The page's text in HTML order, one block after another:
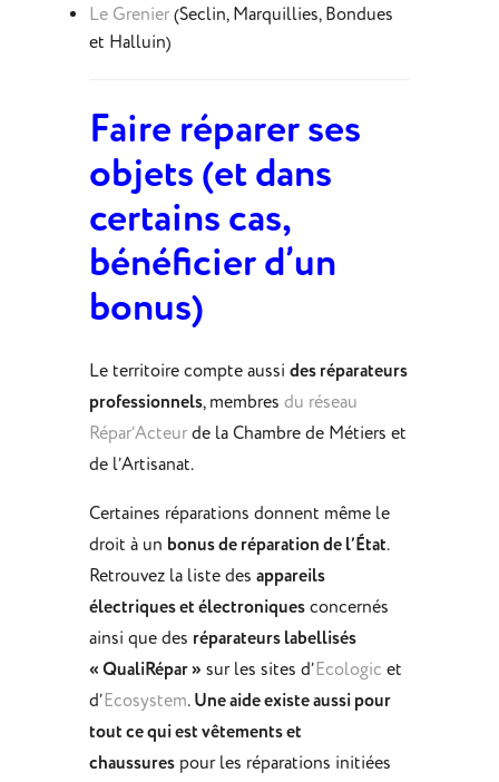
Le Grenier(Seclin, Marquillies, Bondues
et Halluin)
Faire réparer ses
objets (et dans
certains cas,
bénéficier d’un
bonus)
Le territoire compte aussi des réparateurs
professionnels, membres du réseau
Répar’Acteurde la Chambre de Métiers et
de l’Artisanat.
Certaines réparations donnent même le
droit à un bonus de réparation de l’État.
Retrouvez la liste des appareils
électriques et électroniquesconcernés
ainsi que des réparateurs labellisés
« QualiRépar » sur les sites d’Ecologic et
d’Ecosystem. Une aide existe aussi pour
tout ce qui est vêtements et
chaussurespour les réparations initiées